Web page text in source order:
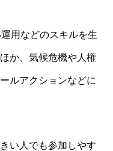
用などのスキルを生
か、気候危機や人権
ルアクションなどに
い人でも参加しやす